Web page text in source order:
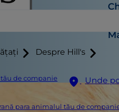
Despre Hill's
de companie Unde
para animalul tău de